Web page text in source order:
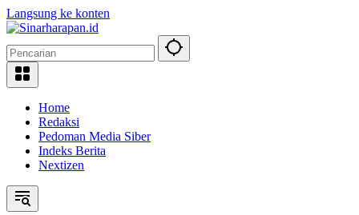
Langsung ke konten
Home
Redaksi
Pedoman Media Siber
Indeks Berita
Nextizen